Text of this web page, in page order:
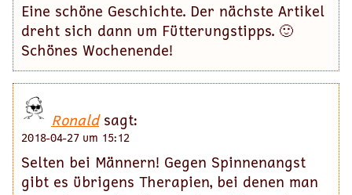
Eine schöne Geschichte. Der nächste Artikel
dreht sich dann um Fütterungstipps. 🙂
Schönes Wochenende!
Ronaldsagt:
2018-04-27 um 15:12
Selten bei Männern! Gegen Spinnenangst
gibt es übrigens Therapien, bei denen man